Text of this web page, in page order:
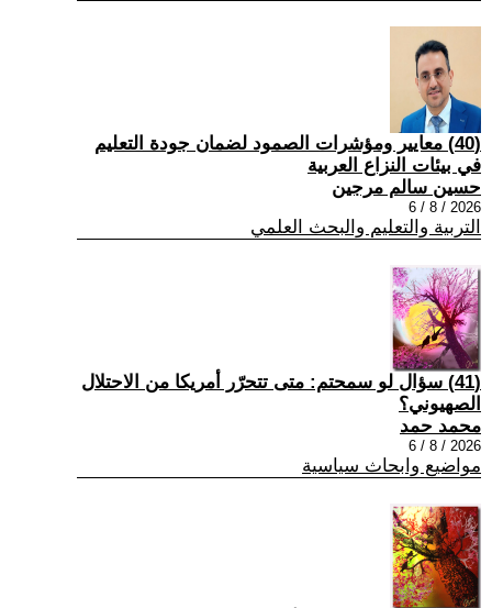
(40) معايير ومؤشرات الصمود لضمان جودة التعليم
في بيئات النزاع العربية
حسين سالم مرجين
2026 / 8 / 6
التربية والتعليم والبحث العلمي
(41) سؤال لو سمحتم: متى تتحرّر أمريكا من الاحتلال
الصهيوني؟
محمد حمد
2026 / 8 / 6
مواضيع وابحاث سياسية